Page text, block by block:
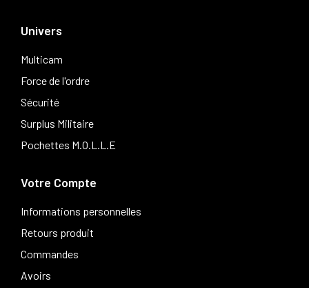
Univers
Multicam
Force de l'ordre
Sécurité
Surplus Militaire
Pochettes M.O.L.L.E
Votre Compte
Informations personnelles
Retours produit
Commandes
Avoirs